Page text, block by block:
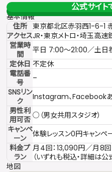
公式サイト
基本情報
住所 東京都北区赤羽西1-6-1
アクセスJR・東京メトロ・埼玉高速
営業時
間
平日 7:00〜21:00／土
定休日 不定休
電話番
号
–
SNSリン
ク
Instagram、Facebook
男性利
用可否 ○（男女共用スタジオ）
キャンペ
ーン
体験レッスン0円キャンペ
料金プ
ラン
月4回：13,090円／月8
（いずれも税込・詳細は公
地図